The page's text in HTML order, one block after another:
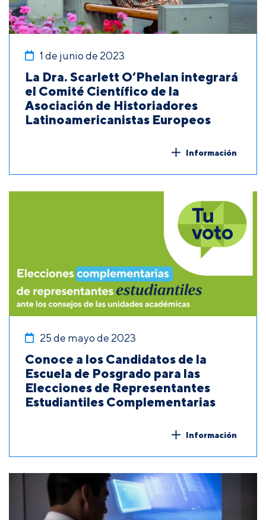
1 de junio de 2023
La Dra. Scarlett O’Phelan integrará
el Comité Científico de la
Asociación de Historiadores
Latinoamericanistas Europeos
Información
25 de mayo de 2023
Conoce a los Candidatos de la
Escuela de Posgrado para las
Elecciones de Representantes
Estudiantiles Complementarias
Información